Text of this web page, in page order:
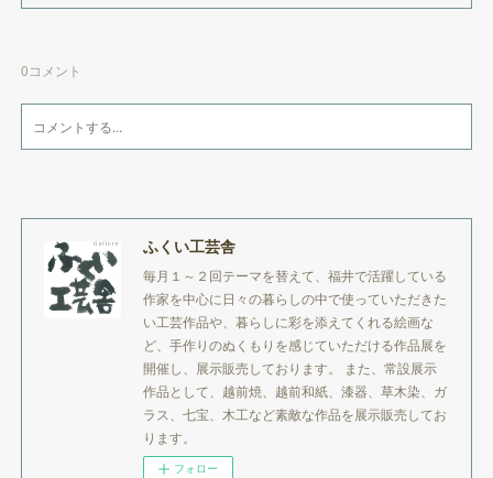
0コメント
ふくい工芸舎
毎月１～２回テーマを替えて、福井で活躍している
作家を中心に日々の暮らしの中で使っていただきた
い工芸作品や、暮らしに彩を添えてくれる絵画な
ど、手作りのぬくもりを感じていただける作品展を
開催し、展示販売しております。 また、常設展示
作品として、越前焼、越前和紙、漆器、草木染、ガ
ラス、七宝、木工など素敵な作品を展示販売してお
ります。
フォロー